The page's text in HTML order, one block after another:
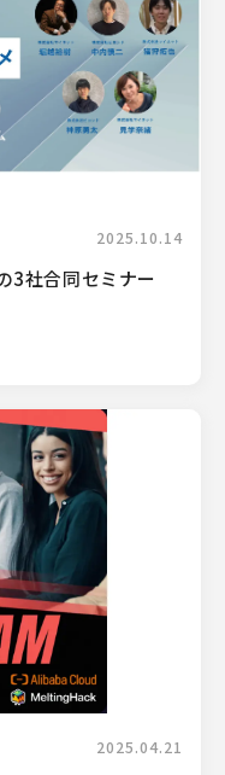
2025.10.14
3社合同セミナー
2025.04.21